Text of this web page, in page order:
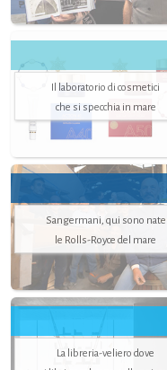
Il laboratorio di cosmetici
che si specchia in mare
Sangermani, qui sono nate
le Rolls-Royce del mare
La libreria-veliero dove